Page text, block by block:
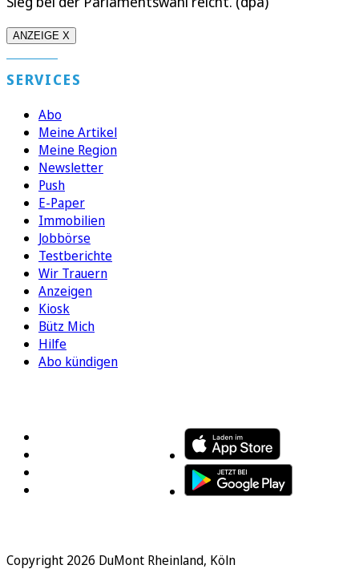
ANZEIGE X
SERVICES
Abo
Meine Artikel
Meine Region
Newsletter
Push
E-Paper
Immobilien
Jobbörse
Testberichte
Wir Trauern
Anzeigen
Kiosk
Bütz Mich
Hilfe
Abo kündigen
Copyright 2026 DuMont Rheinland, Köln